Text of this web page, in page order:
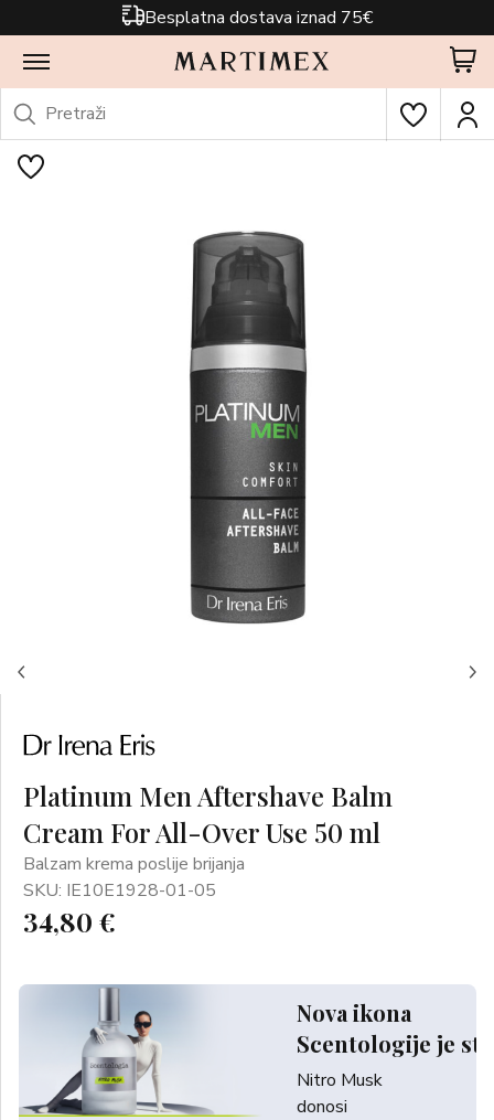
Besplatna dostava iznad 75€
Platinum Men Aftershave Balm
Cream For All-Over Use 50 ml
Balzam krema poslije brijanja
SKU: IE10E1928-01-05
34,80 €
Nova ikona
Scentologije je
Nitro Musk
donosi